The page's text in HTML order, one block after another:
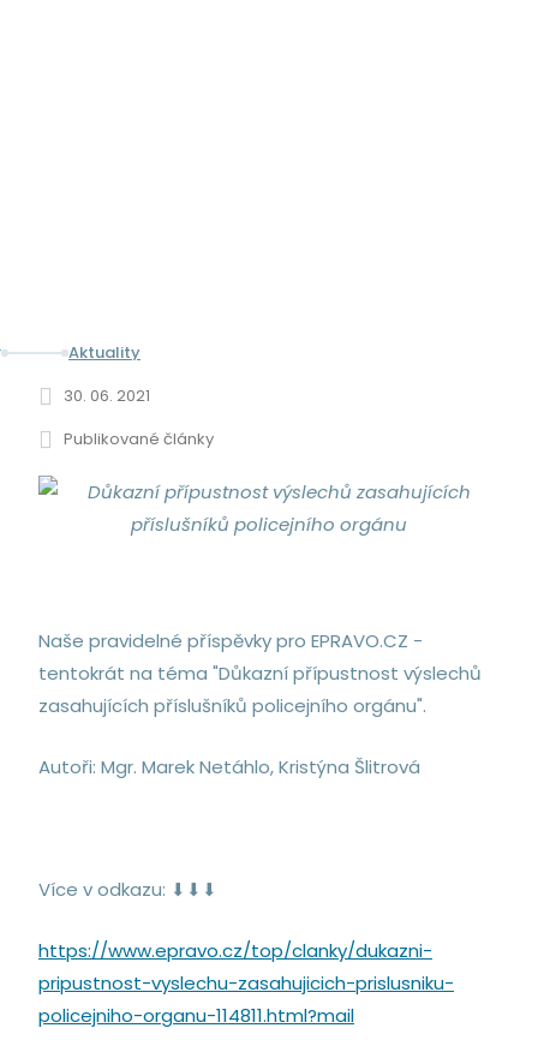
Aktuality
příslušníků policejního orgánu
30. 06. 2021
Publikované články
Naše pravidelné příspěvky pro EPRAVO.CZ -
tentokrát na téma "Důkazní přípustnost výslechů
zasahujících příslušníků policejního orgánu".
Autoři: Mgr. Marek Netáhlo, Kristýna Šlitrová
Více v odkazu: ⬇⬇⬇
https://www.epravo.cz/top/clanky/dukazni-
pripustnost-vyslechu-zasahujicich-prislusniku-
policejniho-organu-114811.html?mail